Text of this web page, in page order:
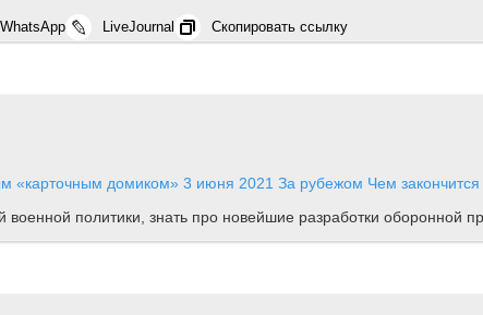
WhatsApp LiveJournal Скопировать ссылку
«карточным домиком» 3 июня 2021 За рубежом Чем
военной политики, знать про новейшие разработки